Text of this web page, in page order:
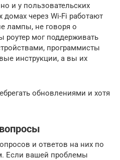
и у пользовательских
домах через Wi-Fi работают
лампы, не говоря о
роутер мог поддерживать
программисты
инструкции, а вы их
обновлениями и хотя
и ответов на них по
Если вашей проблемы